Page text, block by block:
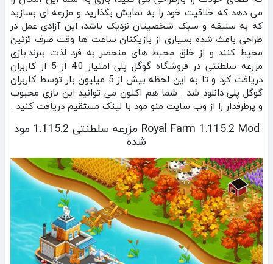
می‌ دهد که خلاقیت خود را به نمایش بگذارید و مزرعه‌ ای بسازید
که به سلیقه و سبک شخصیتان نزدیک باشد، این آزادی عمل در
طراحی باعث شده بسیاری از بازیکنان ساعت‌ ها وقت صرف تزئین
محیط کنند و از خلق محیط‌ های منحصر‌ به‌ فرد لذت ببرند.بازی
مزرعه سلطنتی در فروشگاه گوگل پلی امتیاز 4.0 از 5 از کاربران
دریافت کرد و تا به این لحظه بیش از 5 میلیون بار توسط کاربران
گوگل پلی دانلود شد . شما هم اکنون می توانید این بازی محبوب
و پرطرفدار را از وب سایت منو مود با لینک مستقیم دریافت کنید .
Royal Farm 1.115.2 Mod مزرعه سلطنتی 1.115.2 مود
شده